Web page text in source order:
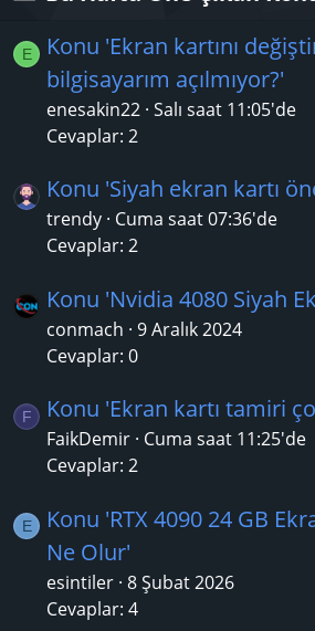
E
Konu 'Ekran kartını
bilgisayarım açılmıyor?'
enesakin22 Salı saat 11:05'de
Cevaplar: 2
Konu 'Siyah ekran kartı
trendy Cuma saat 07:36'de
Cevaplar: 2
Konu 'Nvidia 4080 Siyah
conmach 9 Aralık 2024
Cevaplar: 0
F Konu 'Ekran kartı tamiri
FaikDemir Cuma saat 11:25'de
Cevaplar: 2
E
Konu 'RTX 4090 24 GB
Ne Olur'
esintiler 8 Şubat 2026
Cevaplar: 4